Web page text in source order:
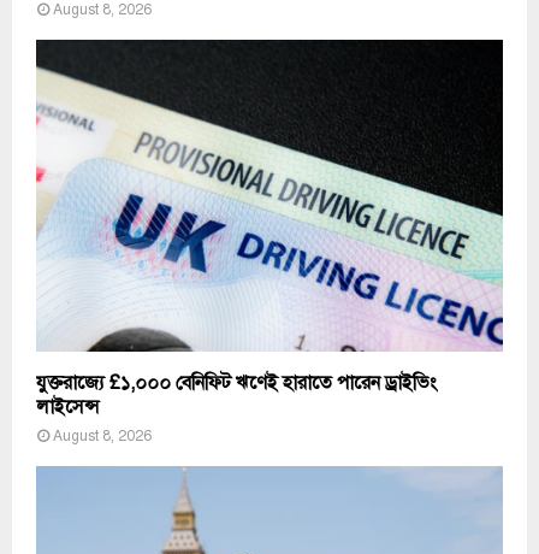
August 8, 2026
যুক্তরাজ্যে £১,০০০ বেনিফিট ঋণেই হারাতে পারেন ড্রাইভিং
লাইসেন্স
August 8, 2026